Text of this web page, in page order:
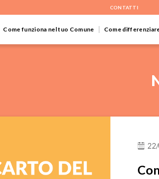
CONTATTI
Come funziona nel tuo Comune Come